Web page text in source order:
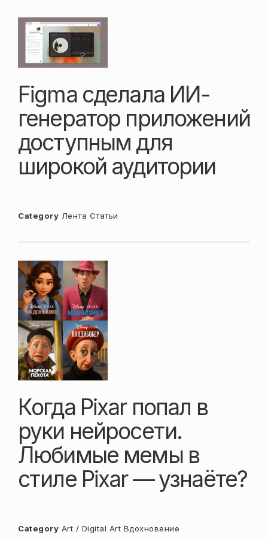
Figma сделала ИИ-
генератор приложений
доступным для
широкой аудитории
Category Лента Статьи
Когда Pixar попал в
руки нейросети.
Любимые мемы в
стиле Pixar — узнаёте?
Category Art / Digital Art Вдохновение